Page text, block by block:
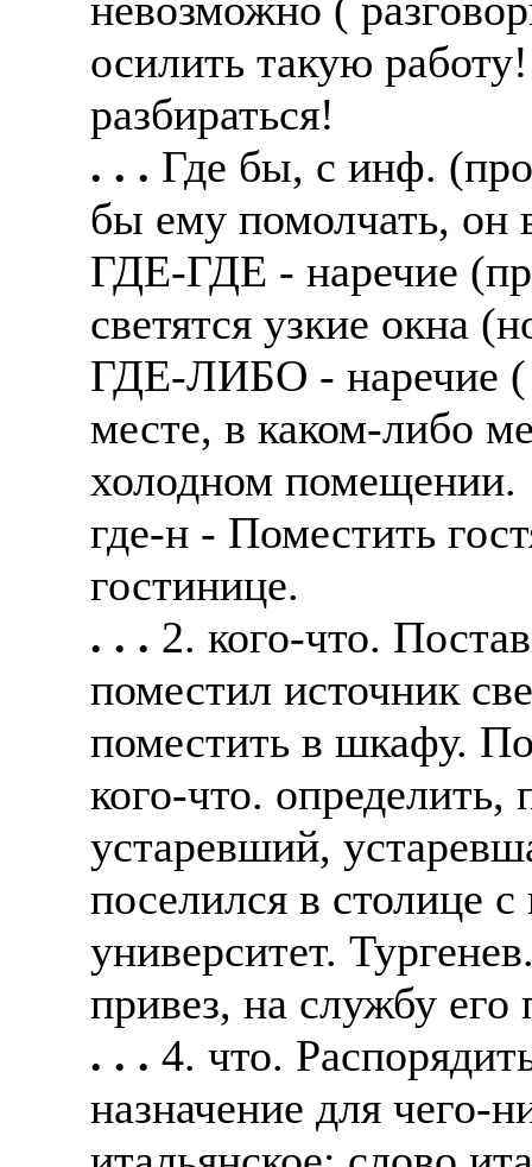
осилить такую
разбираться!
. . . Где бы, с инф.
бы ему помолчать, он
ГДЕ-ГДЕ - наречие
светятся узкие окна
ГДЕ-ЛИБО - наречие (
месте, в каком-либо
холодном помещении.
где-н - Поместить
гостинице.
. . . 2. кого-что.
поместил источник
поместить в шкафу.
кого-что. определить,
устаревший,
поселился в столице
университет.
привез, на службу его
. . . 4. что.
назначение для чего-